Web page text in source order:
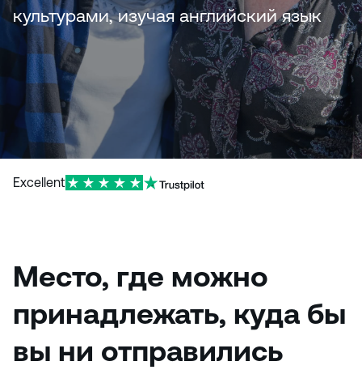
культурами, изучая английский язык
Excellent
Место, где можно
принадлежать, куда бы
вы ни отправились